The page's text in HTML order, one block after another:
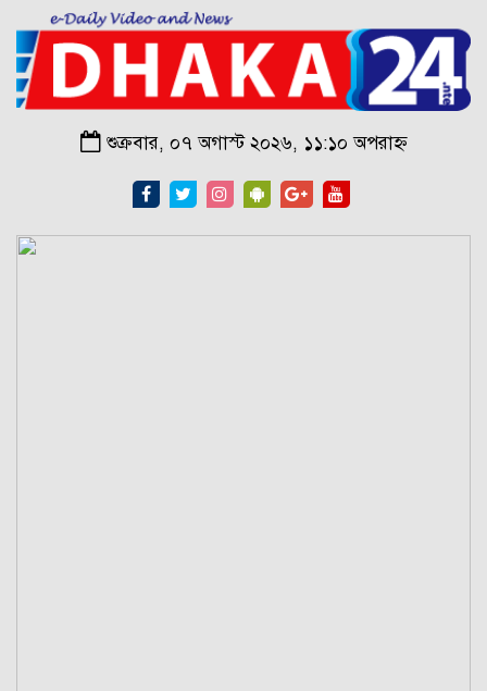
শুক্রবার, ০৭ অগাস্ট ২০২৬, ১১:১০ অপরাহ্ন